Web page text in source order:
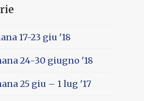
17-23 giu '18
24-30 giugno '18
25 giu – 1 lug '17